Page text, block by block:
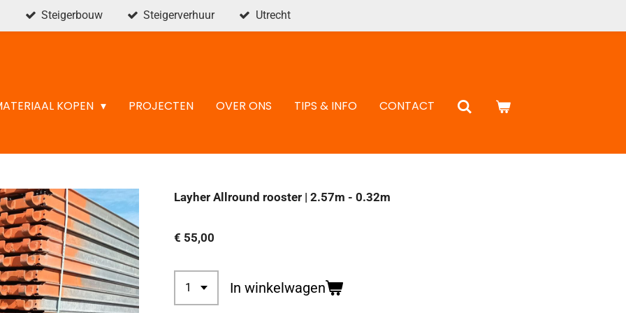
Steigerbouw Steigerverhuur Utrecht
KOPEN PROJECTEN OVER ONS TIPS & INFO
CONTACT
Layher Allround rooster | 2.57m - 0.32m
€ 55,00
In winkelwagen